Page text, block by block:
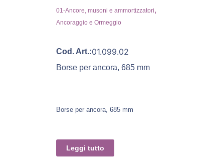
01-Ancore, musoni e ammortizzatori,
Ancoraggio e Ormeggio
Cod. Art.:01.099.02
Borse per ancora, 685 mm
Borse per ancora, 685 mm
Leggi tutto